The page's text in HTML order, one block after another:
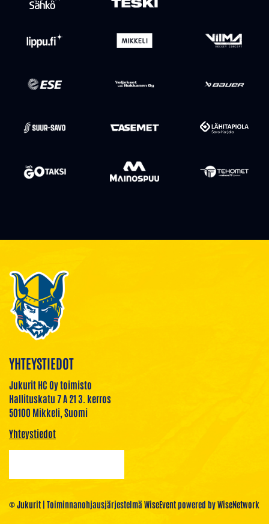
YHTEYSTIEDOT
Jukurit HC Oy toimisto
Hallituskatu 7 A 21 3. kerros
50100 Mikkeli, Suomi
Yhteystiedot
© Jukurit | Toiminnanohjausjärjestelmä WiseEventpowered byWiseNetwork